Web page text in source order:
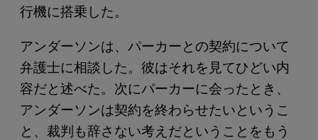
行機に搭乗した。
アンダーソンは、パーカーとの契約について
弁護士に相談した。彼はそれを見てひどい内
容だと述べた。次にパーカーに会ったとき、
アンダーソンは契約を終わらせたいというこ
と、裁判も辞さない考えだということをもう